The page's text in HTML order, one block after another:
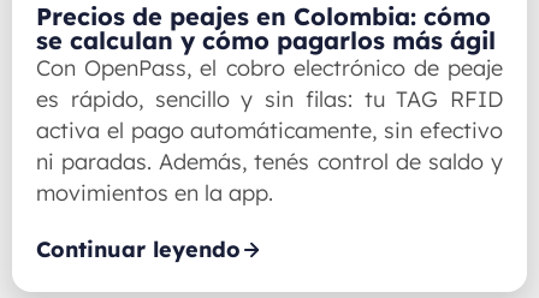
Precios de peajes en Colombia: cómo
se calculan y cómo pagarlos más ágil
Con OpenPass, el cobro electrónico de peaje
es rápido, sencillo y sin filas: tu TAG RFID
activa el pago automáticamente, sin efectivo
ni paradas. Además, tenés control de saldo y
movimientos en la app.
Continuar leyendo